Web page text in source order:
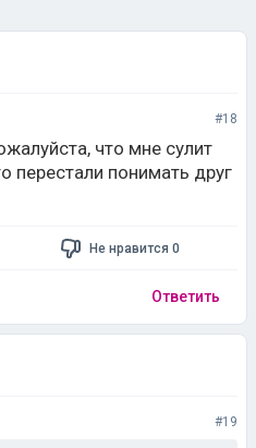
#18
что мне сулит
перестали понимать друг
Не нравится 0
Ответить
#19